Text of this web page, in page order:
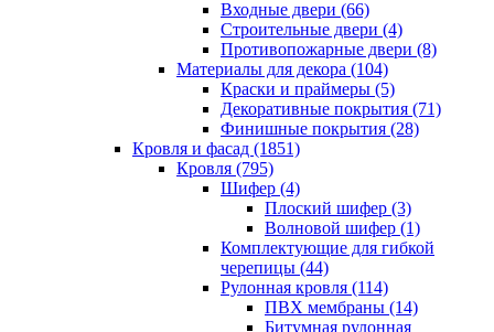
Входные двери (66)
Строительные двери (4)
Противопожарные двери (8)
Материалы для декора (104)
Краски и праймеры (5)
Декоративные покрытия (71)
Финишные покрытия (28)
Кровля и фасад (1851)
Кровля (795)
Шифер (4)
Плоский шифер (3)
Волновой шифер (1)
Комплектующие для гибкой
черепицы (44)
Рулонная кровля (114)
ПВХ мембраны (14)
Битумная рулонная